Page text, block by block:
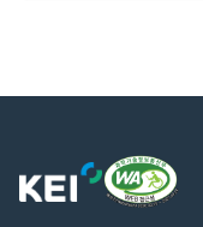
국
환
웹
접
근